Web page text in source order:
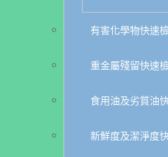
有害化學物快速
重金屬殘留快速
食用油及劣質油
新鮮度及潔淨度